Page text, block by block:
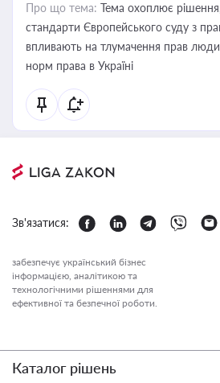
Про що тема: Тема охоплює рішення,
стандарти Європейського суду з
впливають на тлумачення прав
норм права в Україні
Зв'язатися:
забезпечує український бізнес
інформацією, аналітикою та
технологічними рішеннями для
ефективної та безпечної роботи.
Каталог рішень